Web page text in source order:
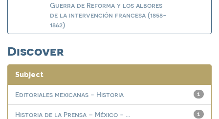
Guerra de Reforma y los albores
de la intervención francesa (1858-
1862)
Discover
Subject
1
Editoriales mexicanas - Historia
1
Historia de la Prensa – México - ...